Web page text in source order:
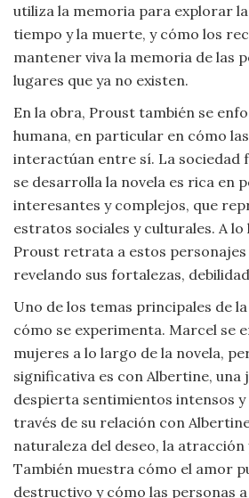
utiliza la memoria para explorar
tiempo y la muerte, y cómo los
mantener viva la memoria de las
lugares que ya no existen.
En la obra, Proust también se
humana, en particular en cómo
interactúan entre sí. La sociedad
se desarrolla la novela es rica en
interesantes y complejos, que
estratos sociales y culturales. A lo
Proust retrata a estos
revelando sus fortalezas,
Uno de los temas principales de
cómo se experimenta. Marcel se
mujeres a lo largo de la novela,
significativa es con Albertine, una
despierta sentimientos intensos
través de su relación con
naturaleza del deseo, la atracción
También muestra cómo el amor
destructivo y cómo las personas